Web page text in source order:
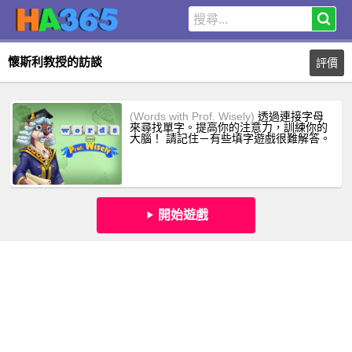
懷斯利教授的訪談 評價
(Words with Prof. Wisely) 透過連接字母
來尋找單字。提高你的注意力，訓練你的
大腦！ 請記住－有些填字遊戲很難解答。
開始遊戲